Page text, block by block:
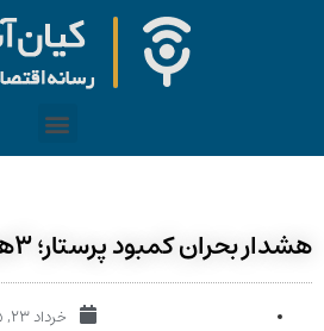
هشدار بحران کمبود پرستار؛ ۳هزار پرستار رفتند!
خرداد ۲۳, ۱۴۰۵